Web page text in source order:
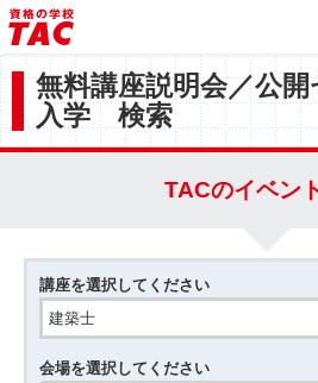
無料講座説明会／公
入学 検索
TACのイベン
講座を選択してください
会場を選択してください